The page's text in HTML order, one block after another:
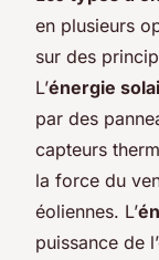
en plusieurs
sur des
L’énergie
par des
capteurs
la force du
éoliennes. L’
puissance de